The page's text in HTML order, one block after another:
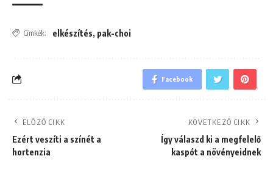
Címkék: elkészítés, pak-choi
Facebook
ELŐZŐ CIKK
Ezért veszíti a színét a
hortenzia
KÖVETKEZŐ CIKK
Így válaszd ki a megfelelő
kaspót a növényeidnek